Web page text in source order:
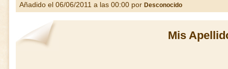
Añadido el 06/06/2011 a las 00:00 por Desconocido
Mis